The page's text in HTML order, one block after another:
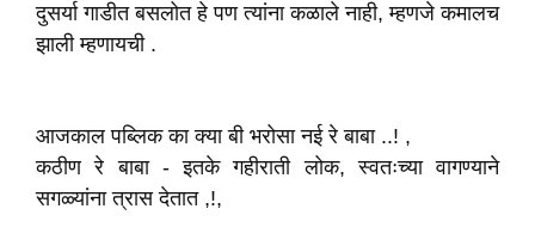
दुसर्या गाडीत बसलोत हे पण त्यांना कळाले नाही, म्हणजे कमालच
झाली म्हणायची .
आजकाल पब्लिक का क्या बी भरोसा नई रे बाबा ..! ,
कठीण रे बाबा - इतके गहीराती लोक, स्वतःच्या वागण्याने
सगळ्यांना त्रास देतात ,!,